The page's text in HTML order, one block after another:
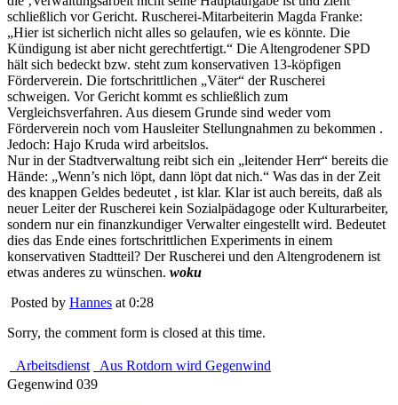
schließlich vor Gericht. Ruscherei-Mitarbeiterin Magda Franke:
„Hier ist sicherlich nicht alles so gelaufen, wie es könnte. Die
Kündigung ist aber nicht gerechtfertigt.“ Die Altengrodener SPD
hält sich bedeckt bzw. steht zum konservativen 13-köpfigen
Förderverein. Die fortschrittlichen „Väter“ der Ruscherei
schweigen. Vor Gericht kommt es schließlich zum
Vergleichsverfahren. Aus diesem Grunde sind weder vom
Förderverein noch vom Hausleiter Stellungnahmen zu bekommen .
Jedoch: Hajo Kruda wird arbeitslos.
Nur in der Stadtverwaltung reibt sich ein „leitender Herr“ bereits die
Hände: „Wenn’s nich löpt, dann löpt dat nich.“ Was das in der Zeit
des knappen Geldes bedeutet , ist klar. Klar ist auch bereits, daß als
neuer Leiter der Ruscherei kein Sozialpädagoge oder Kulturarbeiter,
sondern nur ein finanzkundiger Verwalter eingestellt wird. Bedeutet
dies das Ende eines fortschrittlichen Experiments in einem
konservativen Stadtteil? Der Ruscherei und den Altengrodenern ist
etwas anderes zu wünschen. woku
Posted by Hannes at 0:28
Sorry, the comment form is closed at this time.
Arbeitsdienst
Aus Rotdorn wird Gegenwind
Gegenwind 039